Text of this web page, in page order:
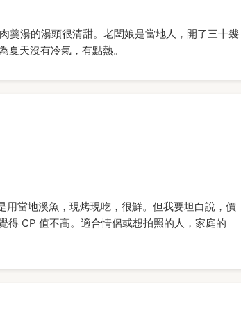
羹湯的湯頭很清甜。老闆娘是當地人，開了三十幾
天沒有冷氣，有點熱。
用當地溪魚，現烤現吃，很鮮。但我要坦白說，價
CP 值不高。適合情侶或想拍照的人，家庭的